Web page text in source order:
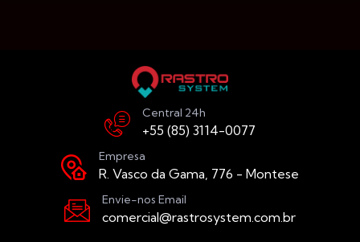
Central 24h
+55 (85) 3114-0077
Empresa
R. Vasco da Gama, 776 - Montese
Envie-nos Email
comercial@rastrosystem.com.br